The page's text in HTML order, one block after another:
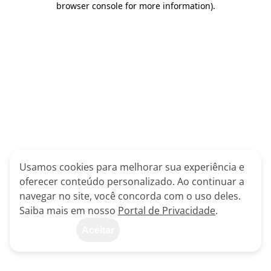
browser console for more information).
Usamos cookies para melhorar sua experiência e
oferecer conteúdo personalizado. Ao continuar a
navegar no site, você concorda com o uso deles.
Saiba mais em nosso Portal de Privacidade.